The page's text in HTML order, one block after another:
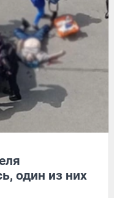
один из них